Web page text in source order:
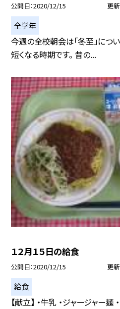
公開日 2020/12/15 更
全学年
今週の全校朝会は「冬至」につ
短くなる時期です。 昔の...
１２月１５日の給食
公開日 2020/12/15 更
給食
【献立】 ・牛乳 ・ジャージャー